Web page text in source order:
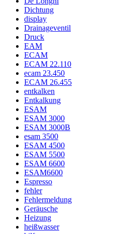
Dichtung
display
Drainageventil
Druck
EAM
ECAM
ECAM 22.110
ecam 23.450
ECAM 26.455
entkalken
Entkalkung
ESAM
ESAM 3000
ESAM 3000B
esam 3500
ESAM 4500
ESAM 5500
ESAM 6600
ESAM6600
Espresso
fehler
Fehlermeldung
Geräusche
Heizung
heißwasser